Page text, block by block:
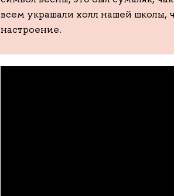
всем украшали холл нашей школы,
настроение.